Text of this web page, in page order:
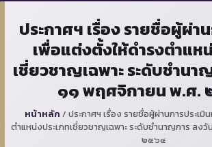
ประกาศฯ เรื่อง รายชื่อผู้ผ่า
เพื่อแต่งตั้งให้ดำรงตำแห
เชี่ยวชาญเฉพาะ ระดับชำนา
๑๑ พฤศจิกายน พ.ศ.
หน้าหลัก / ประกาศฯ เรื่อง รายชื่อผู้ผ่านการประเ
ตำแหน่งประเภทเชี่ยวชาญเฉพาะ ระดับชำนาญการ ลง
๒๕๖๔